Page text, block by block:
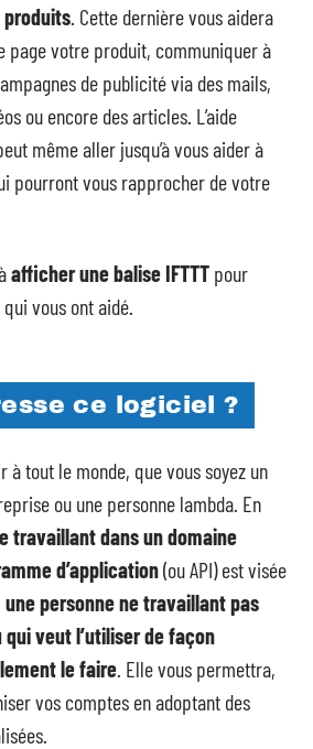
produits. Cette dernière vous aidera
page votre produit, communiquer à
de publicité via des mails,
ou encore des articles. L’aide
même aller jusqu’à vous aider à
pourront vous rapprocher de votre
afficher une balise IFTTT pour
vous ont aidé.
ce logiciel ?
à tout le monde, que vous soyez un
ou une personne lambda. En
travaillant dans un domaine
d’application(ou API) est visée
une personne ne travaillant pas
veut l’utiliser de façon
le faire . Elle vous permettra,
vos comptes en adoptant des